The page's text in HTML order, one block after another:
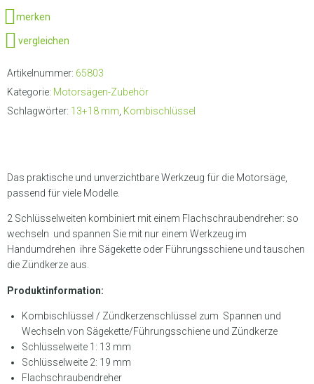
merken
vergleichen
Artikelnummer: 65803
Kategorie: Motorsägen-Zubehör
Schlagwörter: 13+18 mm Kombischlüssel
Das praktische und unverzichtbare Werkzeug für die Motorsäge,
passend für viele Modelle.
2 Schlüsselweiten kombiniert mit einem Flachschraubendreher: so
wechseln und spannen Sie mit nur einem Werkzeug im
Handumdrehen ihre Sägekette oder Führungsschiene und tauschen
die Zündkerze aus.
Produktinformation:
Kombischlüssel / Zündkerzenschlüssel zum Spannen und
Wechseln von Sägekette/Führungsschiene und Zündkerze
Schlüsselweite 1: 13 mm
Schlüsselweite 2: 19 mm
Flachschraubendreher